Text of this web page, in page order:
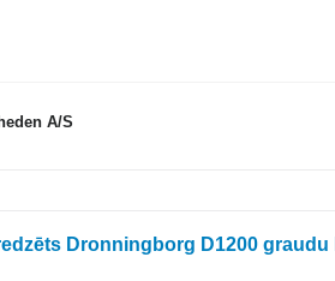
A/S
Dronningborg D1200 graudu